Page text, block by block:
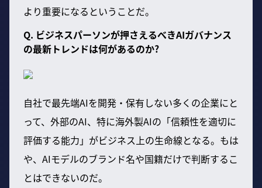
より重要になるということだ。
Q. ビジネスパーソンが押さえるべきAIガバナンス
の最新トレンドは何があるのか?
自社で最先端AIを開発・保有しない多くの企業にと
って、外部のAI、特に海外製AIの「信頼性を適切に
評価する能力」がビジネス上の生命線となる。もは
や、AIモデルのブランド名や国籍だけで判断するこ
とはできないのだ。